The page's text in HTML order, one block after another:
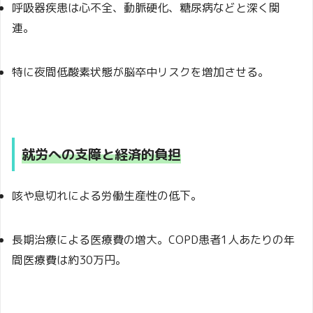
呼吸器疾患は心不全、動脈硬化、糖尿病などと深く関
連。
特に夜間低酸素状態が脳卒中リスクを増加させる。
就労への支障と経済的負担
咳や息切れによる労働生産性の低下。
長期治療による医療費の増大。COPD患者1人あたりの年
間医療費は約30万円。